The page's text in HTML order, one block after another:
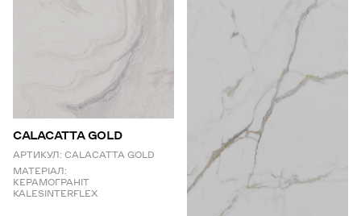
CALACATTA GOLD
АРТИКУЛ: CALACATTA GOLD
МАТЕРІАЛ:
КЕРАМОГРАНІТ
KALESINTERFLEX